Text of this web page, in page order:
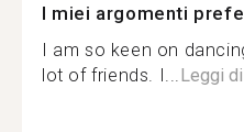
I miei argomenti
I am so keen on
lot of friends. I... Leggi